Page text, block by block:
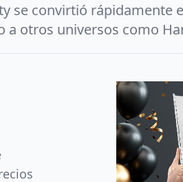
se convirtió rápidamente
otros universos como